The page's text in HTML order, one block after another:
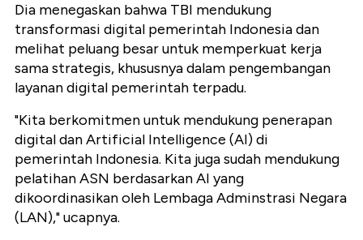
Dia menegaskan bahwa TBI mendukung
transformasi digital pemerintah Indonesia dan
melihat peluang besar untuk memperkuat kerja
sama strategis, khususnya dalam pengembangan
layanan digital pemerintah terpadu.
"Kita berkomitmen untuk mendukung penerapan
digital dan Artificial Intelligence (AI) di
pemerintah Indonesia. Kita juga sudah mendukung
pelatihan ASN berdasarkan AI yang
dikoordinasikan oleh Lembaga Adminstrasi Negara
(LAN)," ucapnya.